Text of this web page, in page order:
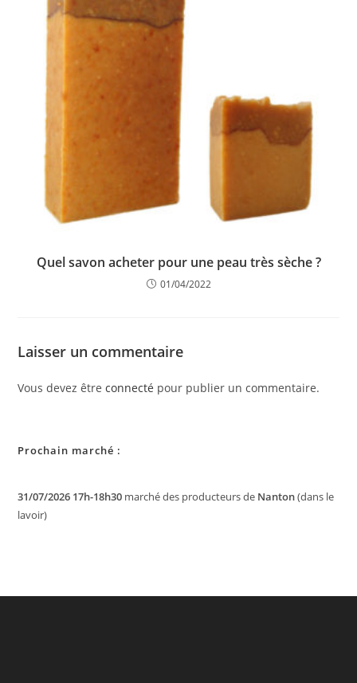
Quel savon acheter pour une peau très sèche ?
01/04/2022
Laisser un commentaire
Vous devez êtreconnecté pour publier un commentaire.
Prochain marché :
31/07/2026 17h-18h30 marché des producteurs de Nanton(dans le
lavoir)